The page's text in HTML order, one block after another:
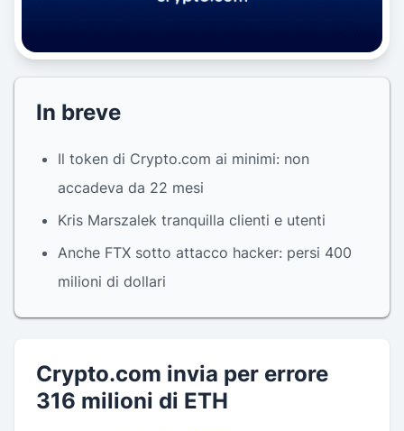
In breve
Il token di Crypto.com ai minimi: non
accadeva da 22 mesi
Kris Marszalek tranquilla clienti e utenti
Anche FTX sotto attacco hacker: persi 400
milioni di dollari
Crypto.com invia per errore
316 milioni di ETH